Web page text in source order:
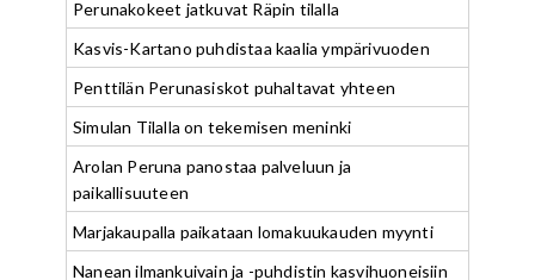
Perunakokeet jatkuvat Räpin tilalla
Kasvis-Kartano puhdistaa kaalia ympärivuoden
Penttilän Perunasiskot puhaltavat yhteen
Simulan Tilalla on tekemisen meninki
Arolan Peruna panostaa palveluun ja
paikallisuuteen
Marjakaupalla paikataan lomakuukauden myynti
Nanean ilmankuivain ja -puhdistin kasvihuoneisiin